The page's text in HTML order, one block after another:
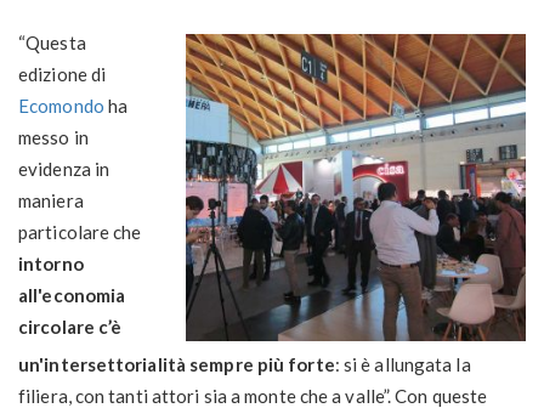
“Questa
edizione di
Ecomondo ha
messo in
evidenza in
maniera
particolare che
intorno
all'economia
circolare c’è
un'intersettorialità sempre più forte: si è allungata la
filiera, con tanti attori sia a monte che a valle”. Con queste